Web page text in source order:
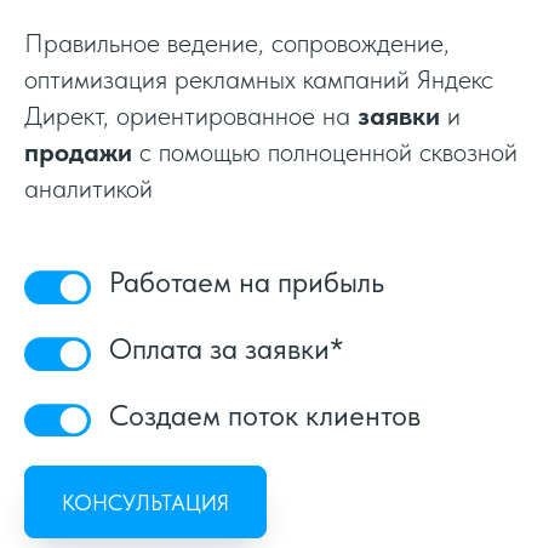
Правильное ведение, сопровождение,
оптимизация рекламных кампаний Яндекс
Директ, ориентированное на заявки и
продажи с помощью полноценной сквозной
аналитикой
Работаем на прибыль
Оплата за заявки*
Создаем поток клиентов
КОНСУЛЬТАЦИЯ